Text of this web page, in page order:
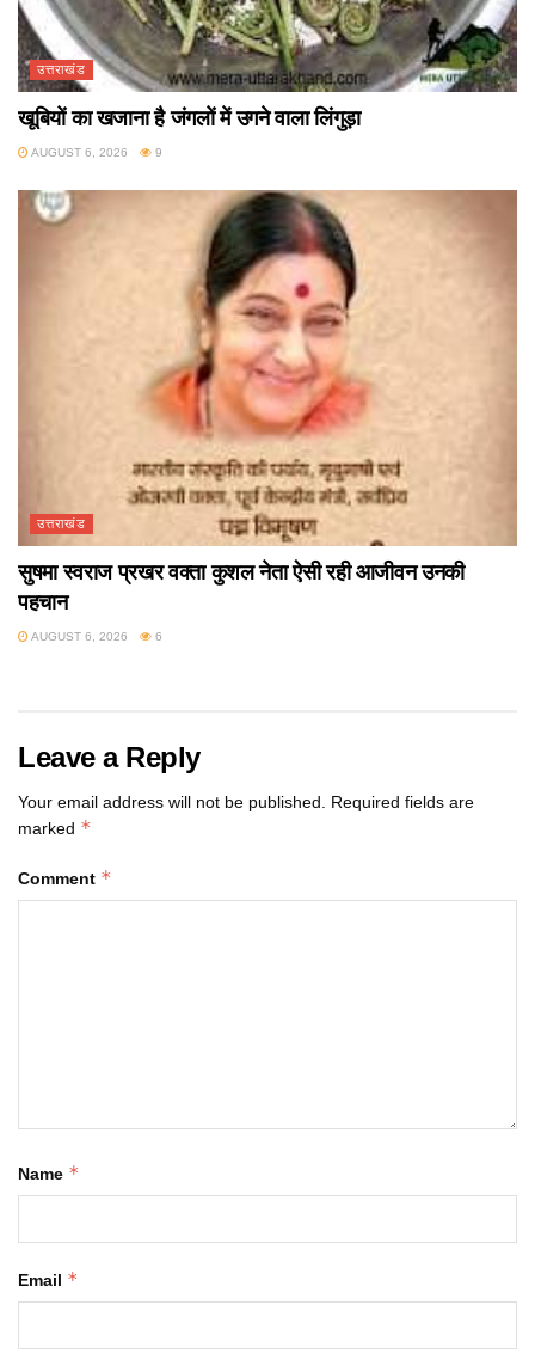
उत्तराखंड
खूबियों का खजाना है जंगलों में उगने वाला लिंगुड़ा
AUGUST 6, 2026 9
उत्तराखंड
सुषमा स्वराज प्रखर वक्ता कुशल नेता ऐसी रही आजीवन उनकी
पहचान
AUGUST 6, 2026 6
Leave a Reply
Your email address will not be published. Required fields are
marked *
Comment *
Name *
Email *